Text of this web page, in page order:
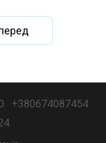
+380674087454